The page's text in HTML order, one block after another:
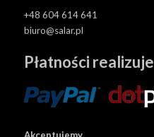
+48 604 614 641
biuro@salar.pl
Płatności realizuje